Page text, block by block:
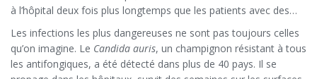
traiter.
à l’hôpital deux fois plus longtemps que les patients avec des
infections sensibles. 29 % souffrent de complications
permanentes : lésions rénales, perte de mobilité, insuffisance
organique.
Les infections les plus dangereuses ne sont pas toujours celles
qu’on imagine. Le Candida auris, un champignon résistant à tous
les antifongiques, a été détecté dans plus de 40 pays. Il se